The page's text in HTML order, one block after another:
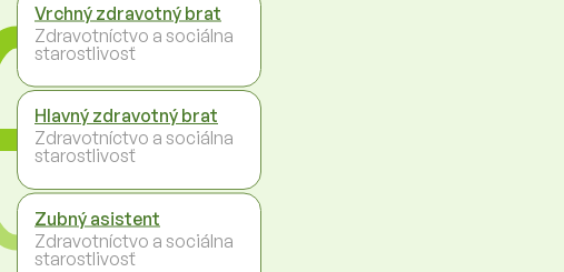
Vrchný zdravotný brat
Zdravotníctvo a sociálna
starostlivosť
Hlavný zdravotný brat
Zdravotníctvo a sociálna
starostlivosť
Zubný asistent
Zdravotníctvo a sociálna
starostlivosť